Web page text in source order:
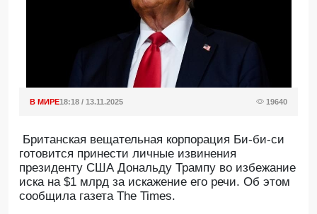
В МИРЕ18:18 / 13.11.2025 19640
Британская вещательная корпорация Би-би-си
готовится принести личные извинения
президенту США Дональду Трампу во избежание
иска на $1 млрд за искажение его речи. Об этом
сообщила газета The Times.